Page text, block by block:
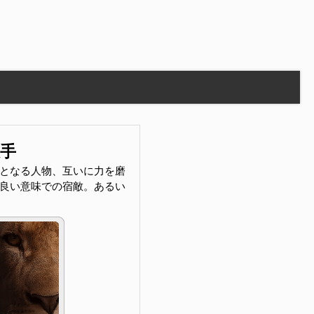
なる人物、互いに力を磨
い意味での宿敵。あるい